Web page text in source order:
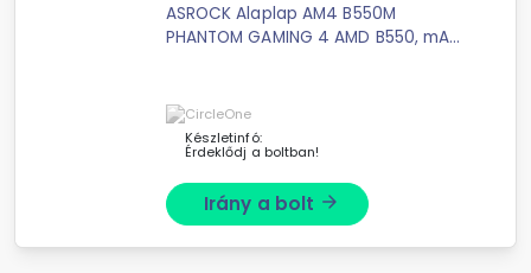
ASROCK Alaplap AM4 B550M
PHANTOM GAMING 4 AMD B550, mATX
4000 G-Series, 5000 ...
Készletinfó:
Érdeklődj a boltban!
Irány a bolt arrow_forward